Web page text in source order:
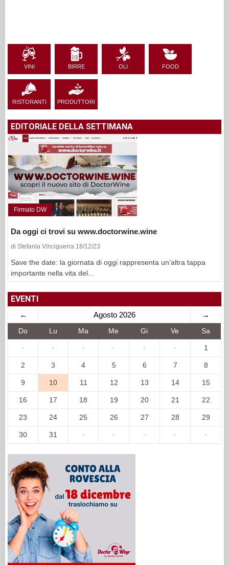
VINI BIRRE OLI FOOD
RISTORANTI PRODUTTORI
EDITORIALE DELLA SETTIMANA
Firmato DW
Da oggi ci trovi su www.doctorwine.wine
di Stefania Vinciguerra 18/12/23
Save the date: la giornata di oggi rappresenta un’altra tappa
importante nella vita del...
EVENTI
← Agosto 2026 →
Do Lu Ma Me Gi Ve Sa
· · · · · · 1
2 3 4 5 6 7 8
9 10 11 12 13 14 15
16 17 18 19 20 21 22
23 24 25 26 27 28 29
30 31 · · · · ·